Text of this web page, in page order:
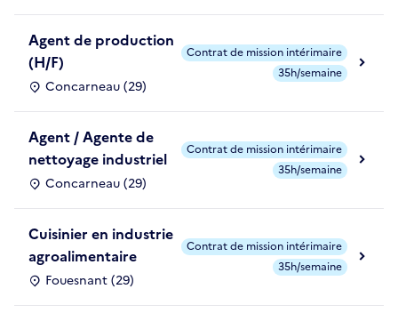
Agent de production
(H/F)
Concarneau (29)
Contrat de mission intérimaire
35h/semaine
Agent / Agente de
nettoyage industriel
Concarneau (29)
Contrat de mission intérimaire
35h/semaine
Cuisinier en industrie
agroalimentaire
Fouesnant (29)
Contrat de mission intérimaire
35h/semaine